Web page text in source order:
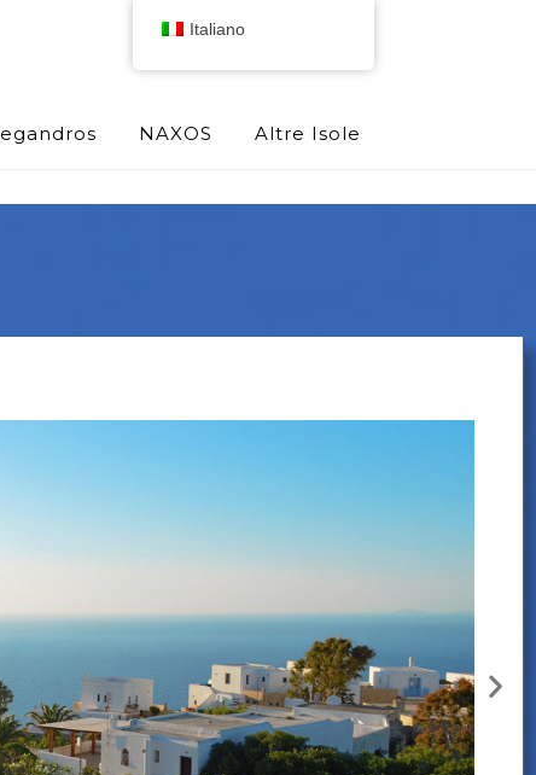
NAXOS Altre Isole
Italiano